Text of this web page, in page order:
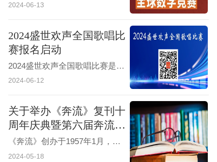
2024-06-13
2024盛世欢声全国歌唱比
赛报名启动
2024盛世欢声全国歌唱比赛是一场面向全国音乐爱好者的盛大活动。我们旨在为广大音乐爱好者提供一个展示自我、交流学习的平台，同时发掘和培养更多优秀的歌唱人才。无论您是专业歌手还是业余爱好者，只要您热爱音乐，我们都诚挚邀请您加入我们的行列。
2024-06-12
关于举办《奔流》复刊十
周年庆典暨第六届奔流文
学奖及奔流文学院第二十
期作家研修班的通知
《奔流》创办于1957年1月，由河南省文联主管。在办刊的几十年间，《奔流》培养了省内外一大批蜚声文坛的优秀作家，维系着几代作家和文学爱好者挥之不去的文学情结和梦想。20世纪80年代末，由于种种原因，《奔流》停刊。2013年8月时代报告杂志社开始筹备奔流文学网，2014年9月，奔流文学网正式上线，2014年10月，在习近平总书记主持召开的文艺座谈会讲话精神的指引下，《奔流》正式复刊。
2024-05-18